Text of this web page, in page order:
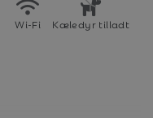
Wi-Fi
Kæledyr tilladt